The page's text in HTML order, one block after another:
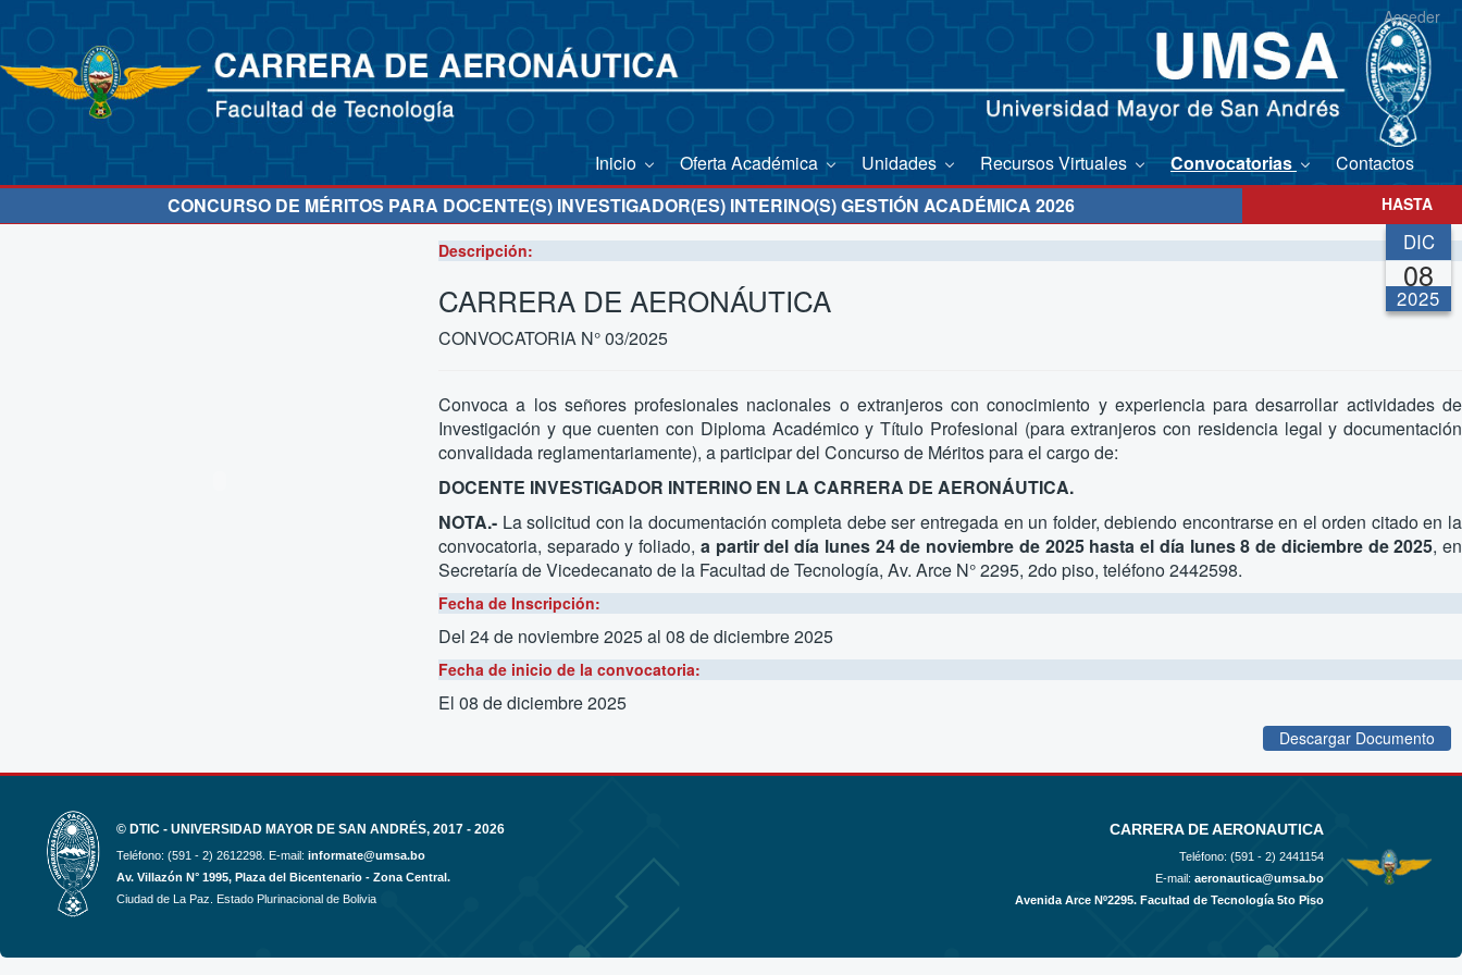
Acceder
Inicio Oferta Académica Unidades Recursos Virtuales Convocatorias
Contactos
CONCURSO DE MÉRITOS PARA DOCENTE(S) INVESTIGADOR(ES) INTERINO(S) GESTIÓN ACADÉMICA 2026
HASTA
DIC
08
2025
Descripción:
CARRERA DE AERONÁUTICA
CONVOCATORIA N° 03/2025
Convoca a los señores profesionales nacionales o extranjeros con conocimiento y experiencia para desarrollar actividades de
Investigación y que cuenten con Diploma Académico y Título Profesional (para extranjeros con residencia legal y documentación
convalidada reglamentariamente), a participar del Concurso de Méritos para el cargo de:
DOCENTE INVESTIGADOR INTERINO EN LA CARRERA DE AERONÁUTICA.
NOTA.- La solicitud con la documentación completa debe ser entregada en un folder, debiendo encontrarse en el orden citado en la
convocatoria, separado y foliado, a partir del día lunes 24 de noviembre de 2025 hasta el día lunes 8 de diciembre de 2025, en
Secretaría de Vicedecanato de la Facultad de Tecnología, Av. Arce N° 2295, 2do piso, teléfono 2442598.
Fecha de Inscripción:
Del 24 de noviembre 2025al 08 de diciembre 2025
Fecha de inicio de la convocatoria:
El 08 de diciembre 2025
Descargar Documento
© DTIC - UNIVERSIDAD MAYOR DE SAN ANDRÉS, 2017 - 2026
Teléfono: (591 - 2) 2612298. E-mail: informate@umsa.bo
Av. Villazón N° 1995, Plaza del Bicentenario - Zona Central.
Ciudad de La Paz. Estado Plurinacional de Bolivia
CARRERA DE AERONAUTICA
Teléfono: (591 - 2) 2441154
E-mail: aeronautica@umsa.bo
Avenida Arce Nº2295. Facultad de Tecnología 5to Piso